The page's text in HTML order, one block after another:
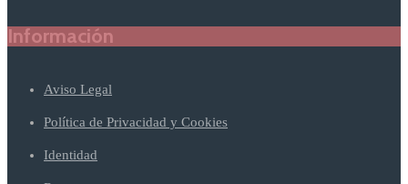
Información
Aviso Legal
Política de Privacidad y Cookies
Identidad